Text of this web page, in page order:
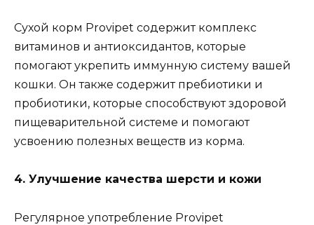
Сухой корм Provipet содержит комплекс
витаминов и антиоксидантов, которые
помогают укрепить иммунную систему вашей
кошки. Он также содержит пребиотики и
пробиотики, которые способствуют здоровой
пищеварительной системе и помогают
усвоению полезных веществ из корма.
4. Улучшение качества шерсти и кожи
Регулярное употребление Provipet